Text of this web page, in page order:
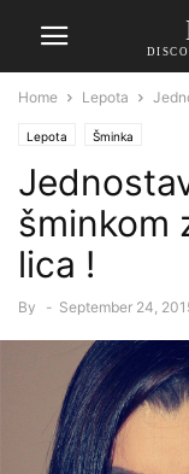
Home Lepota
Lepota Šminka
šminkom
lica !
By - September 24,